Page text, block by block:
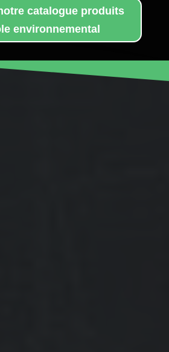
catalogue produits
environnemental